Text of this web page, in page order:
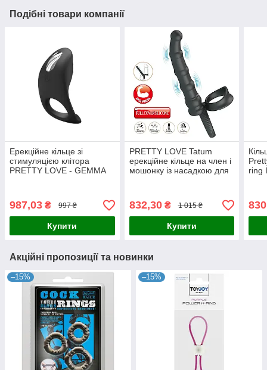
Подібні товари компанії
Ерекційне кільце зі
стимуляцією клітора
PRETTY LOVE - GEMMA
987,03 ₴ 997 ₴
Купити
PRETTY LOVE Tatum
ерекційне кільце на член і
мошонку із насадкою для
діаметр 3,4
832,30₴ 1 015 ₴
Купити
ring
Акційні пропозиції та новинки
–15% –15%